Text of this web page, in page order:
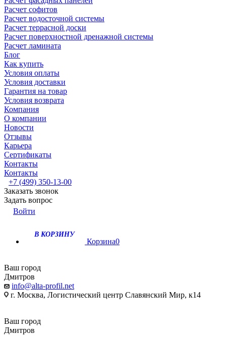
Расчет софитов
Расчет водосточной системы
Расчет террасной доски
Расчет поверхностной дренажной системы
Расчет ламината
Блог
Как купить
Условия оплаты
Условия доставки
Гарантия на товар
Условия возврата
Компания
О компании
Новости
Отзывы
Карьера
Сертификаты
Контакты
Контакты
+7 (499) 350-13-00
Заказать звонок
Задать вопрос
Войти
В КОРЗИНУ
Корзина0
Ваш город
Дмитров
info@alta-profil.net
г. Москва, Логистический центр Славянский Мир, к14
Ваш город
Дмитров